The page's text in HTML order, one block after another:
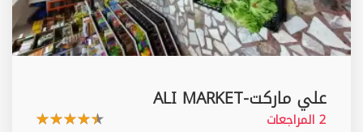
علي ماركت-ALI MARKET
2 المراجعات